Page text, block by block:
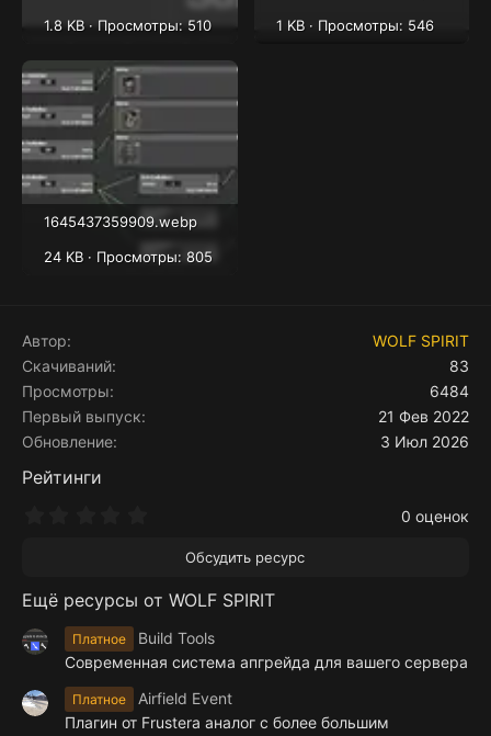
1.8 KB · Просмотры: 510
1 KB · Просмотры: 546
1645437359909.webp
24 KB · Просмотры: 805
Автор
WOLF SPIRIT
Скачиваний
83
Просмотры
6484
Первый выпуск
21 Фев 2022
Обновление
3 Июл 2026
Рейтинги
в
з
д
0 оценок
Обсудить ресурс
Ещё ресурсы от WOLF SPIRIT
Платное
Build Tools
Современная система апгрейда для вашего сервера
Платное
Airfield Event
Плагин от Frustera аналог с более большим